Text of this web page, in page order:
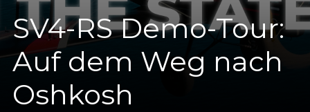
SV4-RS Demo-Tour:
Auf dem Weg nach
Oshkosh